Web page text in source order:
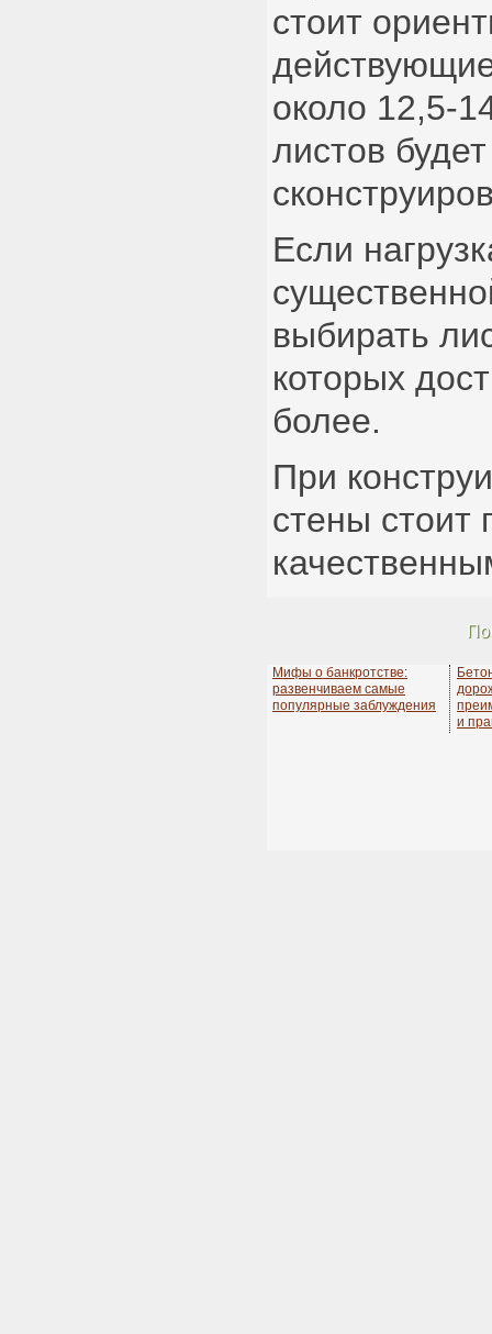
стоит
около 12,5-
листов
Если
выбирать
которых
более.
При
стены стоит
Мифы о банкротстве:
развенчиваем самые
популярные заблуждения
и